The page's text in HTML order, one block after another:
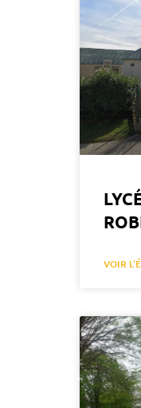
VOIR